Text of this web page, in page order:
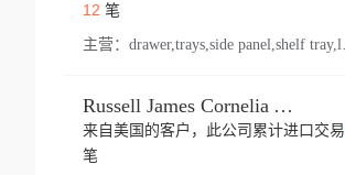
12 笔
主营：
Russell James Cornelia Arlington Va
来自美国的客户，此公司累计进口交易
笔